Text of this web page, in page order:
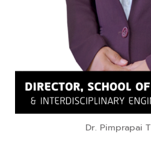
Dr. Pimprapai